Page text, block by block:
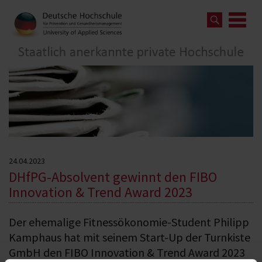
24.04.2023
DHfPG-Absolvent gewinnt den FIBO
Innovation & Trend Award 2023
Der ehemalige Fitnessökonomie-Student Philipp
Kamphaus hat mit seinem Start-Up der Turnkiste
GmbH den FIBO Innovation & Trend Award 2023